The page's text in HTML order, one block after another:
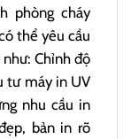
phòng cháy
thể yêu cầu
Chỉnh độ
tư máy in UV
nhu cầu in
bản in rõ